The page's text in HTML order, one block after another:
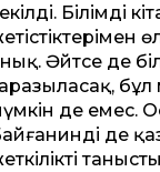
Білімді
Әйтсе де
бұл
де емес.
де